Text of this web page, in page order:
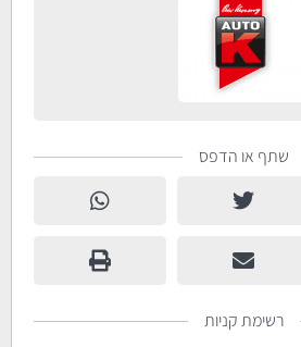
שתף או הדפס
רשימת קניות